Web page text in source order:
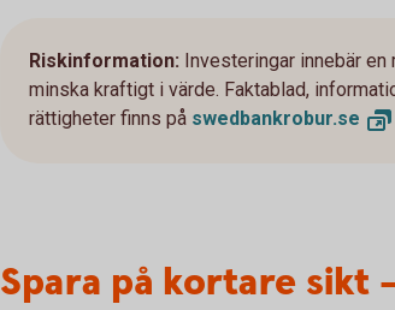
Riskinformation: Investeringar innebär
minska kraftigt i värde. Faktablad,
rättigheter finns på swedbankrobur.se
Spara på kortare sikt